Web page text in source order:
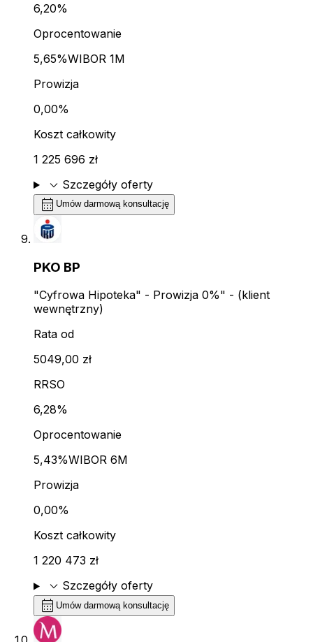
6,20%
Oprocentowanie
5,65%WIBOR 1M
Prowizja
0,00%
Koszt całkowity
1 225 696 zł
expand_more Szczegóły oferty
calendar_month Umów darmową konsultację
PKO BP
"Cyfrowa Hipoteka" - Prowizja 0%" - (klient
wewnętrzny)
Rata od
5049,00 zł
RRSO
6,28%
Oprocentowanie
5,43%WIBOR 6M
Prowizja
0,00%
Koszt całkowity
1 220 473 zł
expand_more Szczegóły oferty
calendar_month Umów darmową konsultację